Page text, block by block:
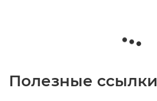
Полезные ссылки